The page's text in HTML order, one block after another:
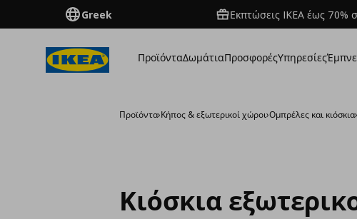
Greek Εκπτώσεις IKEA έως 70%
ΠροϊόνταΔωμάτιαΠροσφορέςΥπηρεσίες
Προϊόντα›Κήπος & εξωτερικοί χώροι›Ομπρέλες και κιόσκια›
Κιόσκια